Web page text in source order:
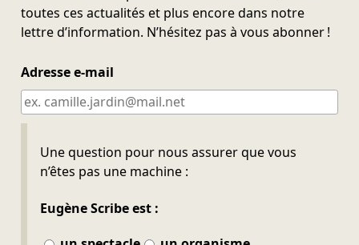
toutes ces actualités et plus encore dans notre
lettre d’information. N’hésitez pas à vous abonner !
Adresse e-mail
Une question pour nous assurer que vous
n’êtes pas une machine :
Eugène Scribe est :
Ne pas remplir